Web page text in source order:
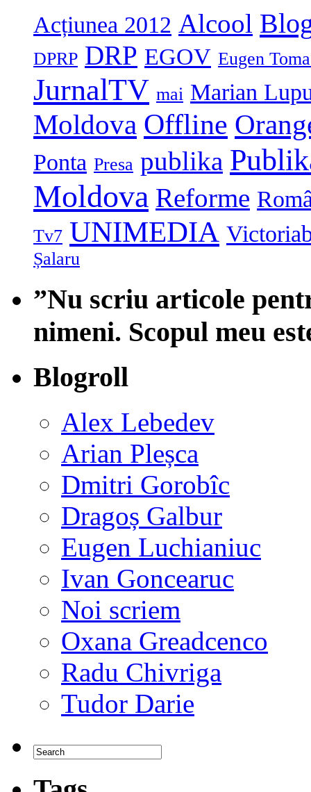
Acțiunea 2012 Alcool
DPRP DRP EGOV Eugen
JurnalTV mai Marian
Moldova Offline
Ponta Presa publika
Moldova Reforme
Tv7 UNIMEDIA
Șalaru
”Nu scriu articole
nimeni. Scopul meu
Blogroll
Alex Lebedev
Arian Pleșca
Dmitri Gorobîc
Dragoș Galbur
Eugen Luchianiuc
Ivan Goncearuc
Noi scriem
Oxana Greadcenco
Radu Chivriga
Tudor Darie